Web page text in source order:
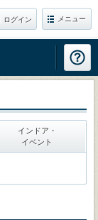
ログイン メニュー
インドア・
イベント